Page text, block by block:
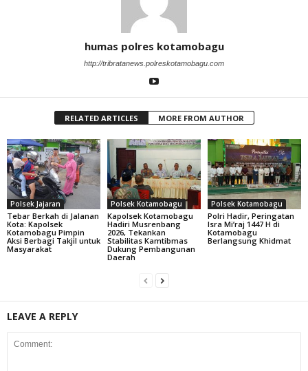
humas polres kotamobagu
http://tribratanews.polreskotamobagu.com
RELATED ARTICLES MORE FROM AUTHOR
Polsek Jajaran
Tebar Berkah di Jalanan
Kota: Kapolsek
Kotamobagu Pimpin
Aksi Berbagi Takjil untuk
Masyarakat
Polsek Kotamobagu
Kapolsek Kotamobagu
Hadiri Musrenbang
2026, Tekankan
Stabilitas Kamtibmas
Dukung Pembangunan
Daerah
Polsek Kotamobagu
Polri Hadir, Peringatan
Isra Mi’raj 1447 H di
Kotamobagu
Berlangsung Khidmat
LEAVE A REPLY